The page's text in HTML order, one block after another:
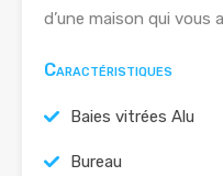
d’une maison qui vous
Caractéristiques
Baies vitrées Alu
Bureau